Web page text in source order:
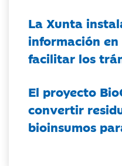
La Xunta
información
facilitar los
El proyecto
convertir
bioinsumos